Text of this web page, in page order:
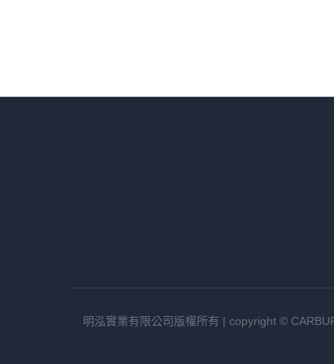
明泓實業有限公司版權所有 | copyright ©